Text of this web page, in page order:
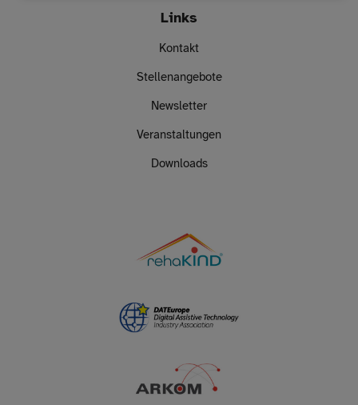
Links
Kontakt
Stellenangebote
Newsletter
Veranstaltungen
Downloads